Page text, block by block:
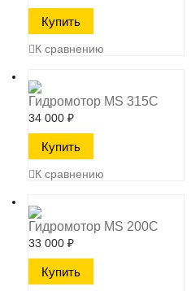
К сравнению
Гидромотор MS 315C
34 000 ₽
К сравнению
Гидромотор MS 200C
33 000 ₽